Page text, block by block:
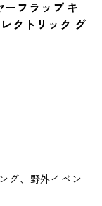
フラップ キ
クトリック グ
グ、野外イベン